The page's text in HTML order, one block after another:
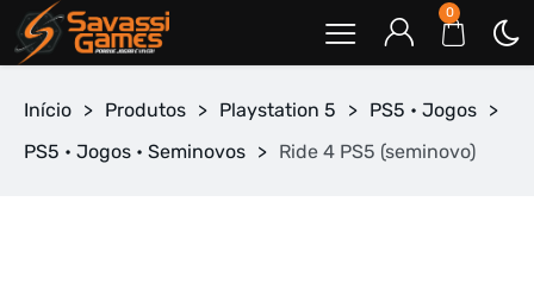
0
Início > Produtos > Playstation 5 > PS5 • Jogos >
PS5 • Jogos • Seminovos > Ride 4 PS5 (seminovo)